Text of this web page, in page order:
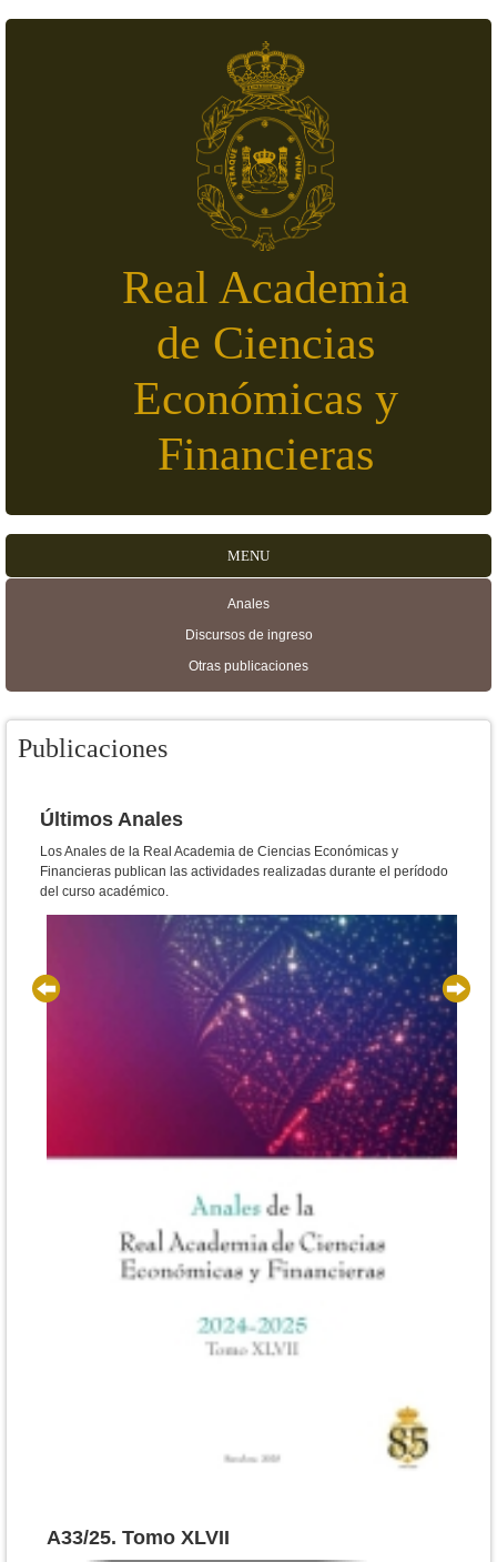
Real Academia
de Ciencias
Económicas y
Financieras
MENU
Anales
Discursos de ingreso
Otras publicaciones
Publicaciones
Últimos Anales
Los Anales de la Real Academia de Ciencias Económicas y
Financieras publican las actividades realizadas durante el perídodo
del curso académico.
A33/25. Tomo XLVII